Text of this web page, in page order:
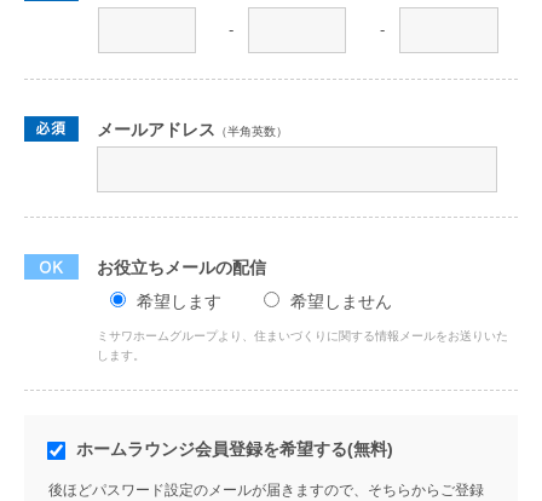
- -
メールアドレス （半角英数）
お役立ちメールの配信
希望します
希望しません
ミサワホームグループより、住まいづくりに関する情報メールをお送りいた
します。
ホームラウンジ会員登録を希望する(無料)
後ほどパスワード設定のメールが届きますので、そちらからご登録